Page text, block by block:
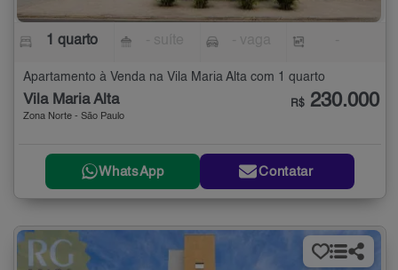
1 quarto
Apartamento à Venda na Vila Maria Alta com 1 quarto
Vila Maria Alta
Zona Norte - São Paulo
R$ 230.000
WhatsApp Contatar